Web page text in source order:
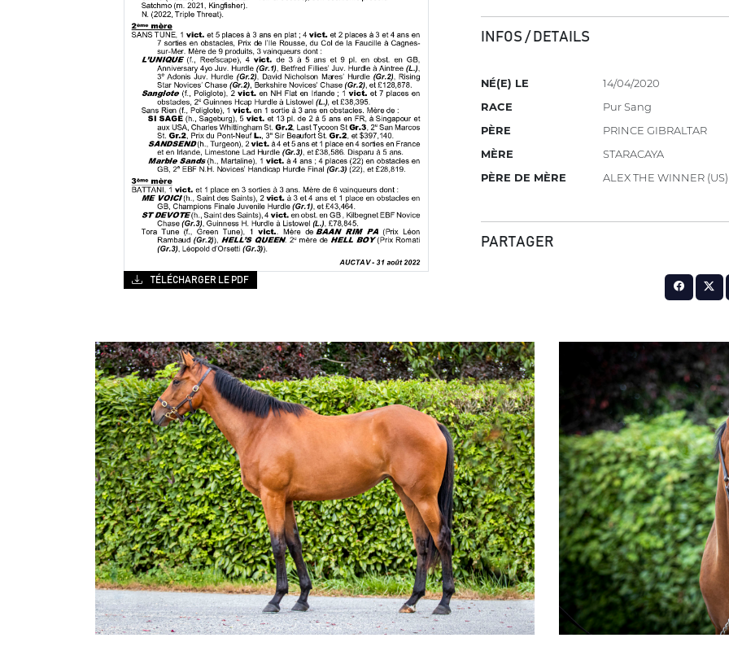
INFOS / DETAILS
NÉ(E) LE
14/04/2020
RACE
Pur Sang
PÈRE
PRINCE GIBRALTAR
MÈRE
STARACAYA
PÈRE DE MÈRE
ALEX THE WINNER (US)
PARTAGER
TÉLÉCHARGER LE PDF